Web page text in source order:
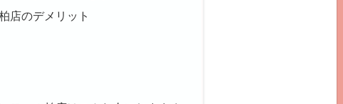
店のデメリット